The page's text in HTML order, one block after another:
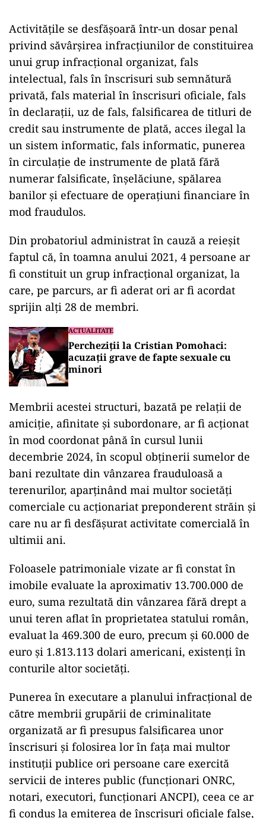
Activitățile se desfășoară într-un dosar penal
privind săvârșirea infracțiunilor de constituirea
unui grup infracțional organizat, fals
intelectual, fals în înscrisuri sub semnătură
privată, fals material în înscrisuri oficiale, fals
în declarații, uz de fals, falsificarea de titluri de
credit sau instrumente de plată, acces ilegal la
un sistem informatic, fals informatic, punerea
în circulație de instrumente de plată fără
numerar falsificate, înșelăciune, spălarea
banilor și efectuare de operațiuni financiare în
mod fraudulos.
Din probatoriul administrat în cauză a reieșit
faptul că, în toamna anului 2021, 4 persoane ar
fi constituit un grup infracțional organizat, la
care, pe parcurs, ar fi aderat ori ar fi acordat
sprijin alți 28 de membri.
ACTUALITATE
Percheziții la Cristian Pomohaci:
acuzații grave de fapte sexuale cu
minori
Membrii acestei structuri, bazată pe relații de
amiciție, afinitate și subordonare, ar fi acționat
în mod coordonat până în cursul lunii
decembrie 2024, în scopul obținerii sumelor de
bani rezultate din vânzarea frauduloasă a
terenurilor, aparținând mai multor societăți
comerciale cu acționariat preponderent străin și
care nu ar fi desfășurat activitate comercială în
ultimii ani.
Foloasele patrimoniale vizate ar fi constat în
imobile evaluate la aproximativ 13.700.000 de
euro, suma rezultată din vânzarea fără drept a
unui teren aflat în proprietatea statului român,
evaluat la 469.300 de euro, precum și 60.000 de
euro și 1.813.113 dolari americani, existenți în
conturile altor societăți.
Punerea în executare a planului infracțional de
către membrii grupării de criminalitate
organizată ar fi presupus falsificarea unor
înscrisuri și folosirea lor în fața mai multor
instituții publice ori persoane care exercită
servicii de interes public (funcționari ONRC,
notari, executori, funcționari ANCPI), ceea ce ar
fi condus la emiterea de înscrisuri oficiale false,